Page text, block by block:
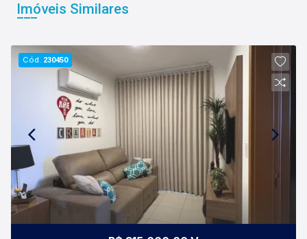
Imóveis Similares
Cód. 230450